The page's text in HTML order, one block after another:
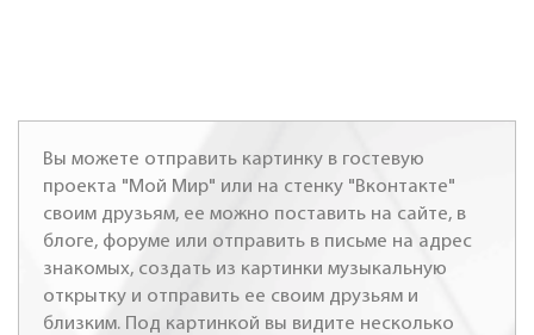
Вы можете отправить картинку в гостевую
проекта "Мой Мир" или на стенку "Вконтакте"
своим друзьям, ее можно поставить на сайте, в
блоге, форуме или отправить в письме на адрес
знакомых, создать из картинки музыкальную
открытку и отправить ее своим друзьям и
близким. Под картинкой вы видите несколько